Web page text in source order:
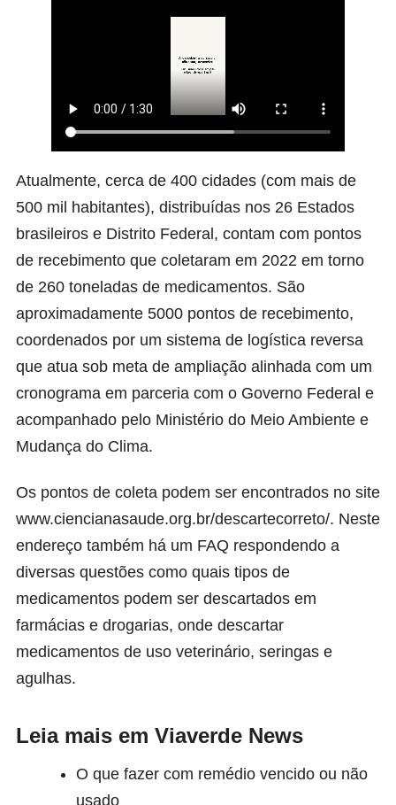
Atualmente, cerca de 400 cidades (com mais de
500 mil habitantes), distribuídas nos 26 Estados
brasileiros e Distrito Federal, contam com pontos
de recebimento que coletaram em 2022 em torno
de 260 toneladas de medicamentos. São
aproximadamente 5000 pontos de recebimento,
coordenados por um sistema de logística reversa
que atua sob meta de ampliação alinhada com um
cronograma em parceria com o Governo Federal e
acompanhado pelo Ministério do Meio Ambiente e
Mudança do Clima.
Os pontos de coleta podem ser encontrados no site
www.ciencianasaude.org.br/descartecorreto/. Neste
endereço também há um FAQ respondendo a
diversas questões como quais tipos de
medicamentos podem ser descartados em
farmácias e drogarias, onde descartar
medicamentos de uso veterinário, seringas e
agulhas.
Leia mais em Viaverde News
O que fazer com remédio vencido ou não
usado